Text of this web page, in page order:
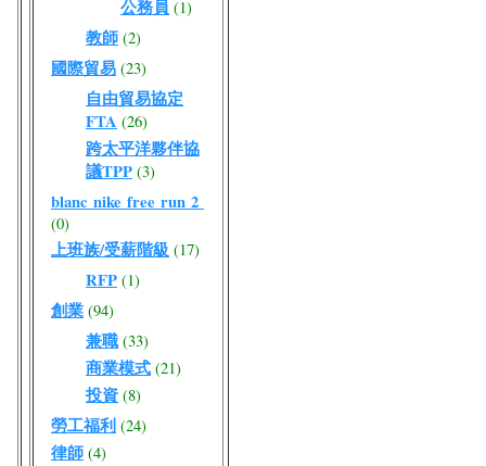
公務員 (1)
教師 (2)
國際貿易 (23)
自由貿易協定
FTA (26)
跨太平洋夥伴協
議TPP (3)
blanc nike free run 2
(0)
上班族/受薪階級 (17)
RFP (1)
創業 (94)
兼職 (33)
商業模式 (21)
投資 (8)
勞工福利 (24)
律師 (4)